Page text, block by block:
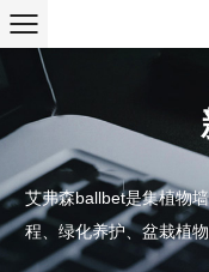
艾弗森ballbet是集植物
程、绿化养护、盆栽植